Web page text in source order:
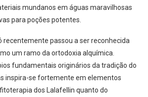
mundanos em águas maravilhosas
para poções potentes.
recentemente passou a ser reconhecida
um ramo da ortodoxia alquímica.
fundamentais originários da tradição do
inspira-se fortemente em elementos
dos Lalafellin quanto do